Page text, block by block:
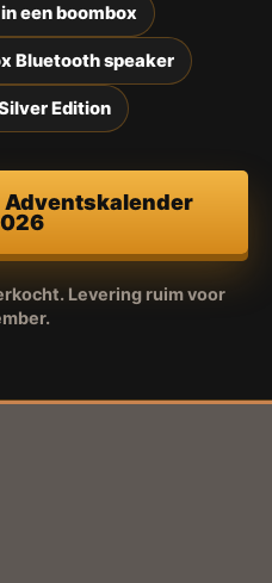
een boombox
Bluetooth speaker
Edition
Adventskalender
Levering ruim voor